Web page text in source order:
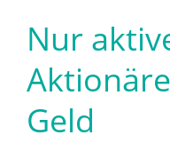
Hauptinhalt
springen
Nur
Geld